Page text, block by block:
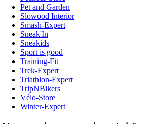
Pet and Garden
Slowood Interior
Smash-Expert
Sneak'In
Sneakids
Sport is good
Training-Fit
Trek-Expert
Triathlon-Expert
TripNBikers
Vélo-Store
Winter-Expert